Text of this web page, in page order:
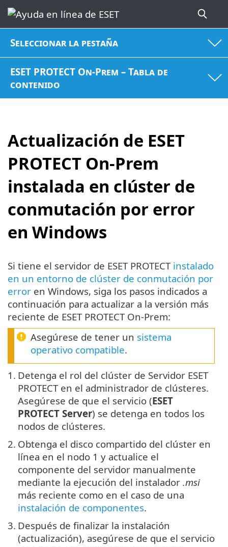
Seleccionar la pestaña
ESET PROTECT On-Prem – Tabla de
contenido
Actualización de ESET
PROTECT On-Prem
instalada en clúster de
conmutación por error
en Windows
Si tiene el servidor de ESET PROTECT instalado
en un entorno de clúster de conmutación por
error en Windows, siga los pasos indicados a
continuación para actualizar a la versión más
reciente de ESET PROTECT On-Prem:
Asegúrese de tener un sistema
operativo compatible.
1. Detenga el rol del clúster de Servidor ESET
PROTECT en el administrador de clústeres.
Asegúrese de que el servicio (ESET
PROTECT Server) se detenga en todos los
nodos de clústeres.
2. Obtenga el disco compartido del clúster en
línea en el nodo 1 y actualice el
componente del servidor manualmente
mediante la ejecución del instalador .msi
más reciente como en el caso de una
instalación de componentes.
3. Después de finalizar la instalación
(actualización), asegúrese de que el servicio